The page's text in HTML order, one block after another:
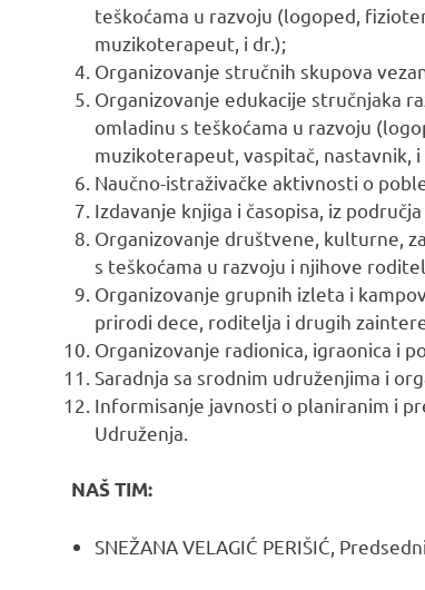
teškoćama u razvoju (logoped,
muzikoterapeut, i dr.);
Organizovanje stručnih skupova
Organizovanje edukacije stručnjaka
omladinu s teškoćama u razvoju
muzikoterapeut, vaspitač, nastavnik,
Naučno-istraživačke aktivnosti o
Izdavanje knjiga i časopisa, iz
Organizovanje društvene, kulturne,
s teškoćama u razvoju i njihove
Organizovanje grupnih izleta i
prirodi dece, roditelja i drugih
Organizovanje radionica, igraonica i
Saradnja sa srodnim udruženjima i
Informisanje javnosti o planiranim i
Udruženja.
NAŠ TIM:
SNEŽANA VELAGIĆ PERIŠIĆ,